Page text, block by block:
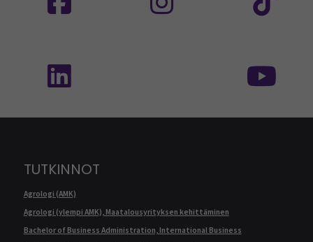
TUTKINNOT
Agrologi (AMK)
Agrologi (ylempi AMK), Maatalousyrityksen kehittäminen
Bachelor of Business Administration, International Business